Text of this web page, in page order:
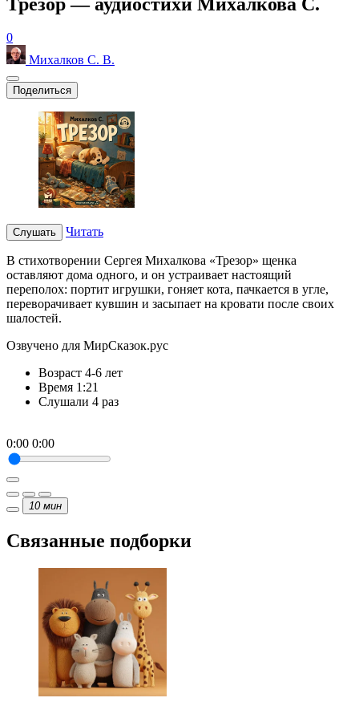
0
Михалков С. В.
Поделиться
Слушать Читать
В стихотворении Сергея Михалкова «Трезор» щенка
оставляют дома одного, и он устраивает настоящий
переполох: портит игрушки, гоняет кота, пачкается в угле,
переворачивает кувшин и засыпает на кровати после своих
шалостей.
Озвучено для МирСказок.рус
Возраст 4-6 лет
Время 1:21
Слушали 4 раз
0:00 0:00
10 мин
Связанные подборки